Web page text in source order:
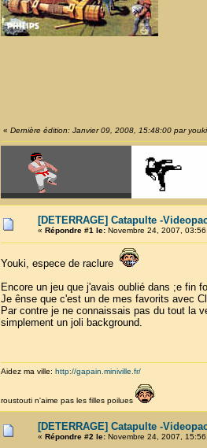
« Dernière édition: Janvier 09, 2008, 15:48:00 par youki
[DETERRAGE] Catapulte -
« Répondre #1 le:Novembre 24, 2007,
Youki, espece de raclure
Encore un jeu que j'avais oublié dans ;e fin
Je ênse que c'est un de mes favorits avec
Par contre je ne connaissais pas du tout la
simplement un joli background.
Aidez ma ville: http://gapain.miniville.fr/
roustouti n'aime pas les filles poilues
[DETERRAGE] Catapulte -
« Répondre #2 le:Novembre 24, 2007,